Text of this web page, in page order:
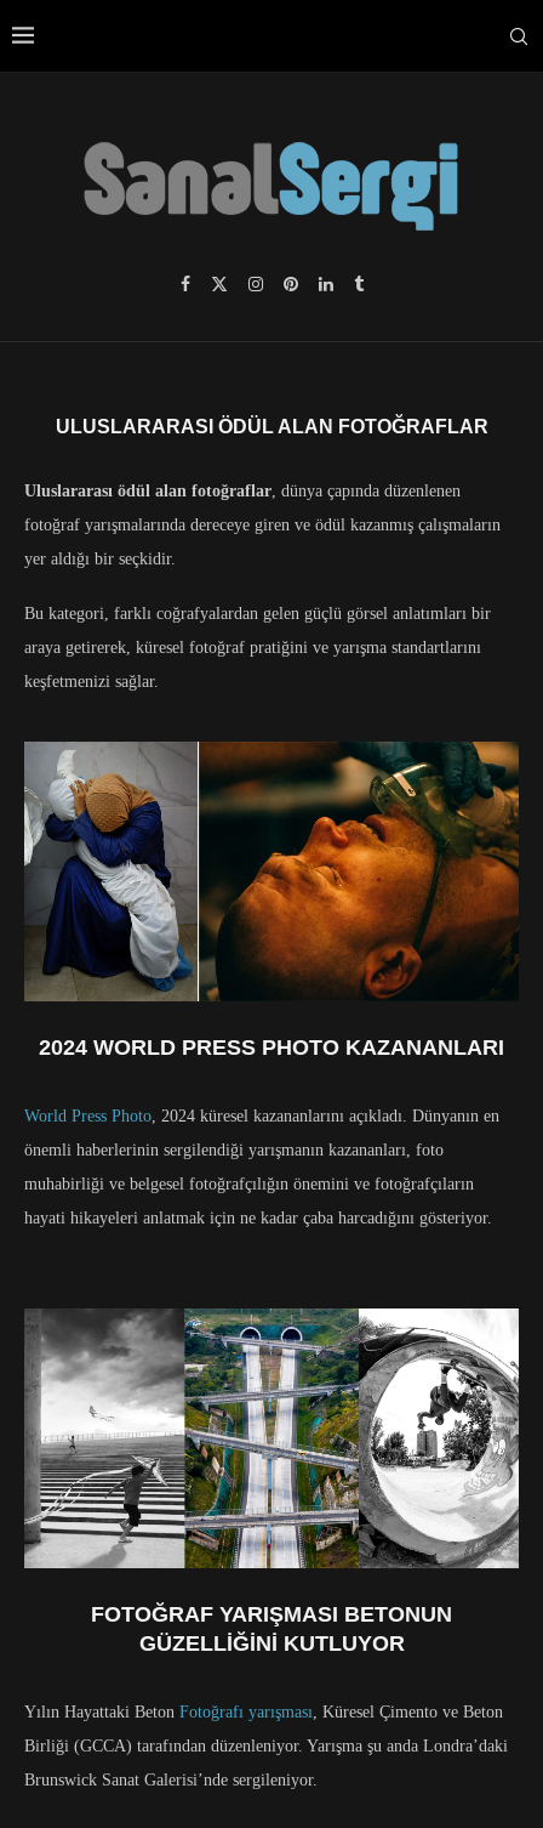
ULUSLARARASI ÖDÜL ALAN FOTOĞRAFLAR
Uluslararası ödül alan fotoğraflar, dünya çapında düzenlenen
fotoğraf yarışmalarında dereceye giren ve ödül kazanmış çalışmaların
yer aldığı bir seçkidir.
Bu kategori, farklı coğrafyalardan gelen güçlü görsel anlatımları bir
araya getirerek, küresel fotoğraf pratiğini ve yarışma standartlarını
keşfetmenizi sağlar.
2024 WORLD PRESS PHOTO KAZANANLARI
World Press Photo, 2024 küresel kazananlarını açıkladı. Dünyanın en
önemli haberlerinin sergilendiği yarışmanın kazananları, foto
muhabirliği ve belgesel fotoğrafçılığın önemini ve fotoğrafçıların
hayati hikayeleri anlatmak için ne kadar çaba harcadığını gösteriyor.
FOTOĞRAF YARIŞMASI BETONUN
GÜZELLIĞINI KUTLUYOR
Yılın Hayattaki Beton Fotoğrafı yarışması, Küresel Çimento ve Beton
Birliği (GCCA) tarafından düzenleniyor. Yarışma şu anda Londra’daki
Brunswick Sanat Galerisi’nde sergileniyor.